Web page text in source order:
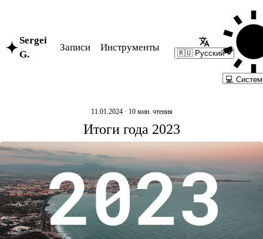
содержанию
Sergei
G.
Записи Инструменты
11.01.2024 · 10 мин. чтения
Итоги года 2023